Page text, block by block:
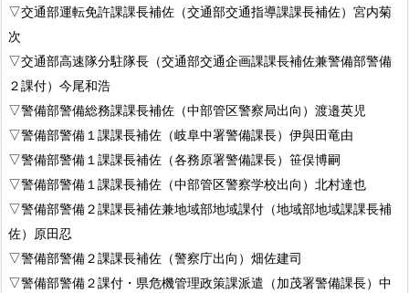
▽交通部運転免許課課長補佐（交通部交通指導課課長補佐）宮内菊
次
▽交通部高速隊分駐隊長（交通部交通企画課課長補佐兼警備部警備
２課付）今尾和浩
▽警備部警備総務課課長補佐（中部管区警察局出向）渡邉英児
▽警備部警備１課課長補佐（岐阜中署警備課長）伊與田竜由
▽警備部警備１課課長補佐（各務原署警備課長）笹俣博嗣
▽警備部警備１課課長補佐（中部管区警察学校出向）北村達也
▽警備部警備２課課長補佐兼地域部地域課付（地域部地域課課長補
佐）原田忍
▽警備部警備２課課長補佐（警察庁出向）畑佐建司
▽警備部警備２課付・県危機管理政策課派遣（加茂署警備課長）中